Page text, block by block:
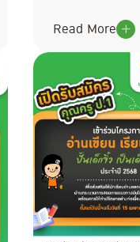
Read More